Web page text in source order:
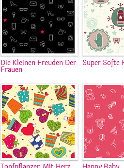
Die Kleinen Freuden Der
Frauen
Super Softe